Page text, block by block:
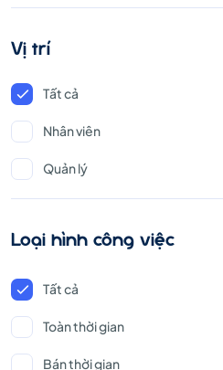
Vị trí
Tất cả
Nhân viên
Quản lý
Loại hình công việc
Tất cả
Toàn thời gian
Bán thời gian